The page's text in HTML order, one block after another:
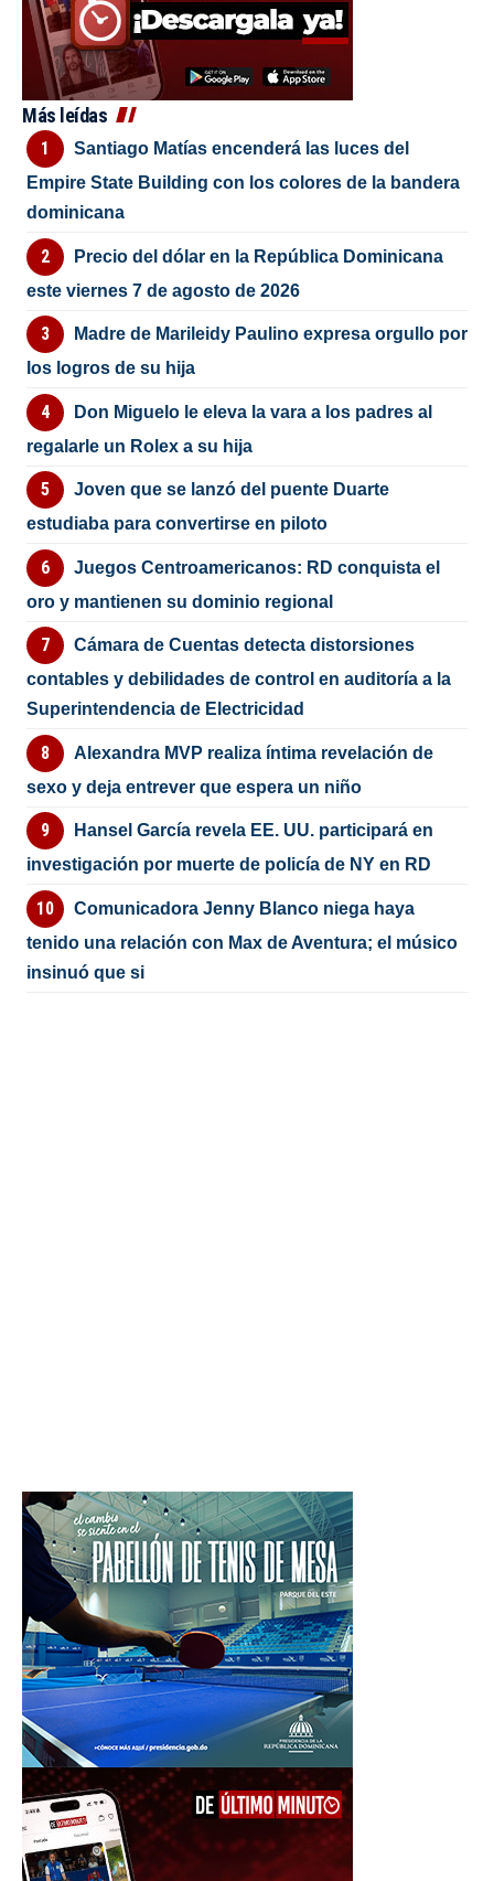
Más leídas
Santiago Matías encenderá las luces del
Empire State Building con los colores de la bandera
dominicana
Precio del dólar en la República Dominicana
este viernes 7 de agosto de 2026
Madre de Marileidy Paulino expresa orgullo por
los logros de su hija
Don Miguelo le eleva la vara a los padres al
regalarle un Rolex a su hija
Joven que se lanzó del puente Duarte
estudiaba para convertirse en piloto
Juegos Centroamericanos: RD conquista el
oro y mantienen su dominio regional
Cámara de Cuentas detecta distorsiones
contables y debilidades de control en auditoría a la
Superintendencia de Electricidad
Alexandra MVP realiza íntima revelación de
sexo y deja entrever que espera un niño
Hansel García revela EE. UU. participará en
investigación por muerte de policía de NY en RD
Comunicadora Jenny Blanco niega haya
tenido una relación con Max de Aventura; el músico
insinuó que si